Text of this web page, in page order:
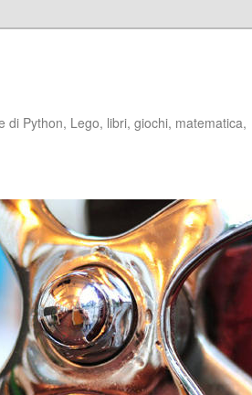
di Python, Lego, libri, giochi, matematica,